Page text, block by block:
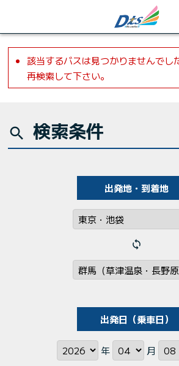
該当するバスは見つかりませんでし
再検索して下さい。
search 検索条件
出発地・到着地
loop
出発日（乗車日）
年 月